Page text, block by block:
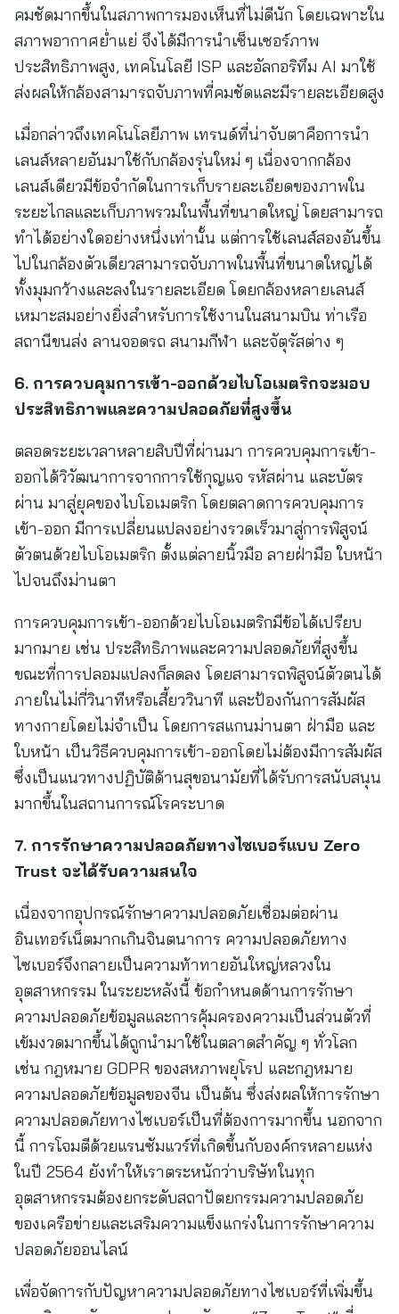
คมชัดมากขึ้นในสภาพการมองเห็นที่ไม่ดีนัก โดยเฉพาะใน
สภาพอากาศย่ำแย่ จึงได้มีการนำเซ็นเซอร์ภาพ
ประสิทธิภาพสูง, เทคโนโลยี ISP และอัลกอริทึม AI มาใช้
ส่งผลให้กล้องสามารถจับภาพที่คมชัดและมีรายละเอียดสูง
เมื่อกล่าวถึงเทคโนโลยีภาพ เทรนด์ที่น่าจับตาคือการนำ
เลนส์หลายอันมาใช้กับกล้องรุ่นใหม่ ๆ เนื่องจากกล้อง
เลนส์เดียวมีข้อจำกัดในการเก็บรายละเอียดของภาพใน
ระยะไกลและเก็บภาพรวมในพื้นที่ขนาดใหญ่ โดยสามารถ
ทำได้อย่างใดอย่างหนึ่งเท่านั้น แต่การใช้เลนส์สองอันขึ้น
ไปในกล้องตัวเดียวสามารถจับภาพในพื้นที่ขนาดใหญ่ได้
ทั้งมุมกว้างและลงในรายละเอียด โดยกล้องหลายเลนส์
เหมาะสมอย่างยิ่งสำหรับการใช้งานในสนามบิน ท่าเรือ
สถานีขนส่ง ลานจอดรถ สนามกีฬา และจัตุรัสต่าง ๆ
6. การควบคุมการเข้า-ออกด้วยไบโอเมตริกจะมอบ
ประสิทธิภาพและความปลอดภัยที่สูงขึ้น
ตลอดระยะเวลาหลายสิบปีที่ผ่านมา การควบคุมการเข้า-
ออกได้วิวัฒนาการจากการใช้กุญแจ รหัสผ่าน และบัตร
ผ่าน มาสู่ยุคของไบโอเมตริก โดยตลาดการควบคุมการ
เข้า-ออก มีการเปลี่ยนแปลงอย่างรวดเร็วมาสู่การพิสูจน์
ตัวตนด้วยไบโอเมตริก ตั้งแต่ลายนิ้วมือ ลายฝ่ามือ ใบหน้า
ไปจนถึงม่านตา
การควบคุมการเข้า-ออกด้วยไบโอเมตริกมีข้อได้เปรียบ
มากมาย เช่น ประสิทธิภาพและความปลอดภัยที่สูงขึ้น
ขณะที่การปลอมแปลงก็ลดลง โดยสามารถพิสูจน์ตัวตนได้
ภายในไม่กี่วินาทีหรือเสี้ยววินาที และป้องกันการสัมผัส
ทางกายโดยไม่จำเป็น โดยการสแกนม่านตา ฝ่ามือ และ
ใบหน้า เป็นวิธีควบคุมการเข้า-ออกโดยไม่ต้องมีการสัมผัส
ซึ่งเป็นแนวทางปฏิบัติด้านสุขอนามัยที่ได้รับการสนับสนุน
มากขึ้นในสถานการณ์โรคระบาด
7. การรักษาความปลอดภัยทางไซเบอร์แบบ Zero
Trust จะได้รับความสนใจ
เนื่องจากอุปกรณ์รักษาความปลอดภัยเชื่อมต่อผ่าน
อินเทอร์เน็ตมากเกินจินตนาการ ความปลอดภัยทาง
ไซเบอร์จึงกลายเป็นความท้าทายอันใหญ่หลวงใน
อุตสาหกรรม ในระยะหลังนี้ ข้อกำหนดด้านการรักษา
ความปลอดภัยข้อมูลและการคุ้มครองความเป็นส่วนตัวที่
เข้มงวดมากขึ้นได้ถูกนำมาใช้ในตลาดสำคัญ ๆ ทั่วโลก
เช่น กฎหมาย GDPR ของสหภาพยุโรป และกฎหมาย
ความปลอดภัยข้อมูลของจีน เป็นต้น ซึ่งส่งผลให้การรักษา
ความปลอดภัยทางไซเบอร์เป็นที่ต้องการมากขึ้น นอกจาก
นี้ การโจมตีด้วยแรนซัมแวร์ที่เกิดขึ้นกับองค์กรหลายแห่ง
ในปี 2564 ยังทำให้เราตระหนักว่าบริษัทในทุก
อุตสาหกรรมต้องยกระดับสถาปัตยกรรมความปลอดภัย
ของเครือข่ายและเสริมความแข็งแกร่งในการรักษาความ
ปลอดภัยออนไลน์
เพื่อจัดการกับปัญหาความปลอดภัยทางไซเบอร์ที่เพิ่มขึ้น